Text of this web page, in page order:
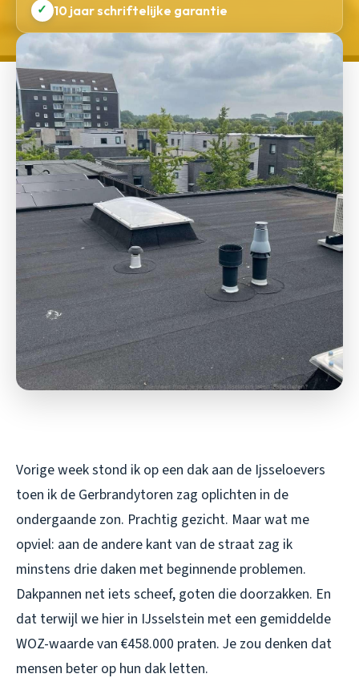
✓ 10 jaar schriftelijke garantie
Vorige week stond ik op een dak aan de Ijsseloevers
toen ik de Gerbrandytoren zag oplichten in de
ondergaande zon. Prachtig gezicht. Maar wat me
opviel: aan de andere kant van de straat zag ik
minstens drie daken met beginnende problemen.
Dakpannen net iets scheef, goten die doorzakken. En
dat terwijl we hier in IJsselstein met een gemiddelde
WOZ-waarde van €458.000 praten. Je zou denken dat
mensen beter op hun dak letten.